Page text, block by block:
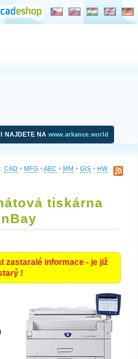
NAJDETE NA www.arkance.world
CAD • MFG • AEC • MM • GIS • HW
tiskárna
zastaralé informace - je již
!